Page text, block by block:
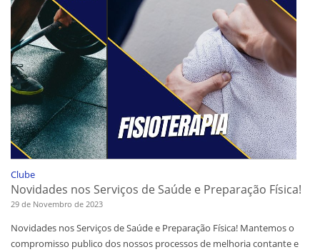
Clube
Novidades nos Serviços de Saúde e Preparação Física!
29 de Novembro de 2023
Novidades nos Serviços de Saúde e Preparação Física! Mantemos o
compromisso publico dos nossos processos de melhoria contante e